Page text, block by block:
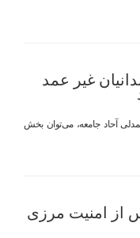
غیر عمد
آحاد جامعه، می‌توان بخش
از امنیت مرزی